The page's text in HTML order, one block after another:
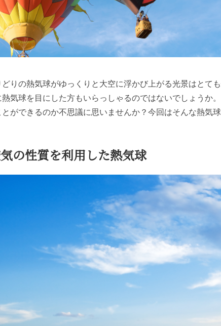
どりの熱気球がゆっくりと大空に浮かび上がる光景はとて
熱気球を目にした方もいらっしゃるのではないでしょうか
ができるのか不思議に思いませんか？今回はそんな熱気
の性質を利用した熱気球